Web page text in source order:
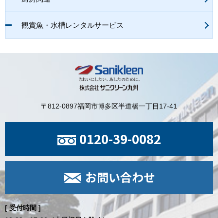
観賞魚・水槽レンタルサービス
〒812-0897福岡市博多区半道橋一丁目17-41
0120-39-0082
お問い合わせ
[ 受付時間 ]